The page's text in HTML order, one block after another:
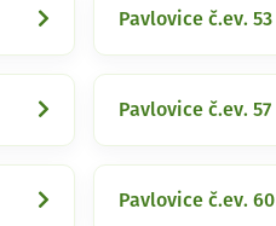
Pavlovice č.ev. 53
Pavlovice č.ev. 57
Pavlovice č.ev. 60